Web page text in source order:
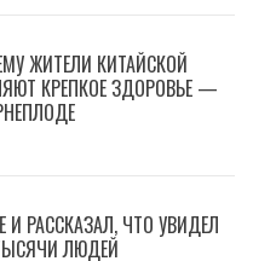
ЖИТЕЛИ КИТАЙСКОЙ
КРЕПКОЕ ЗДОРОВЬЕ —
РАССКАЗАЛ, ЧТО УВИДЕЛ
ЛЮДЕЙ